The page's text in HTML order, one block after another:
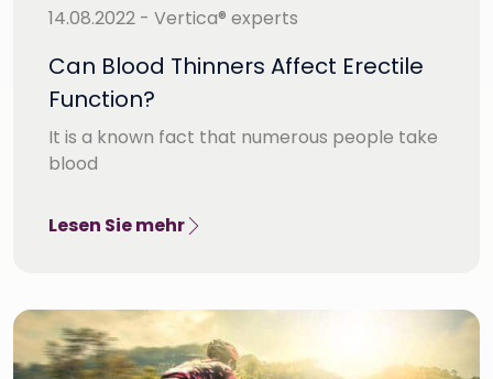
14.08.2022 - Vertica® experts
Can Blood Thinners Affect Erectile
Function?
It is a known fact that numerous people take
blood
Lesen Sie mehr